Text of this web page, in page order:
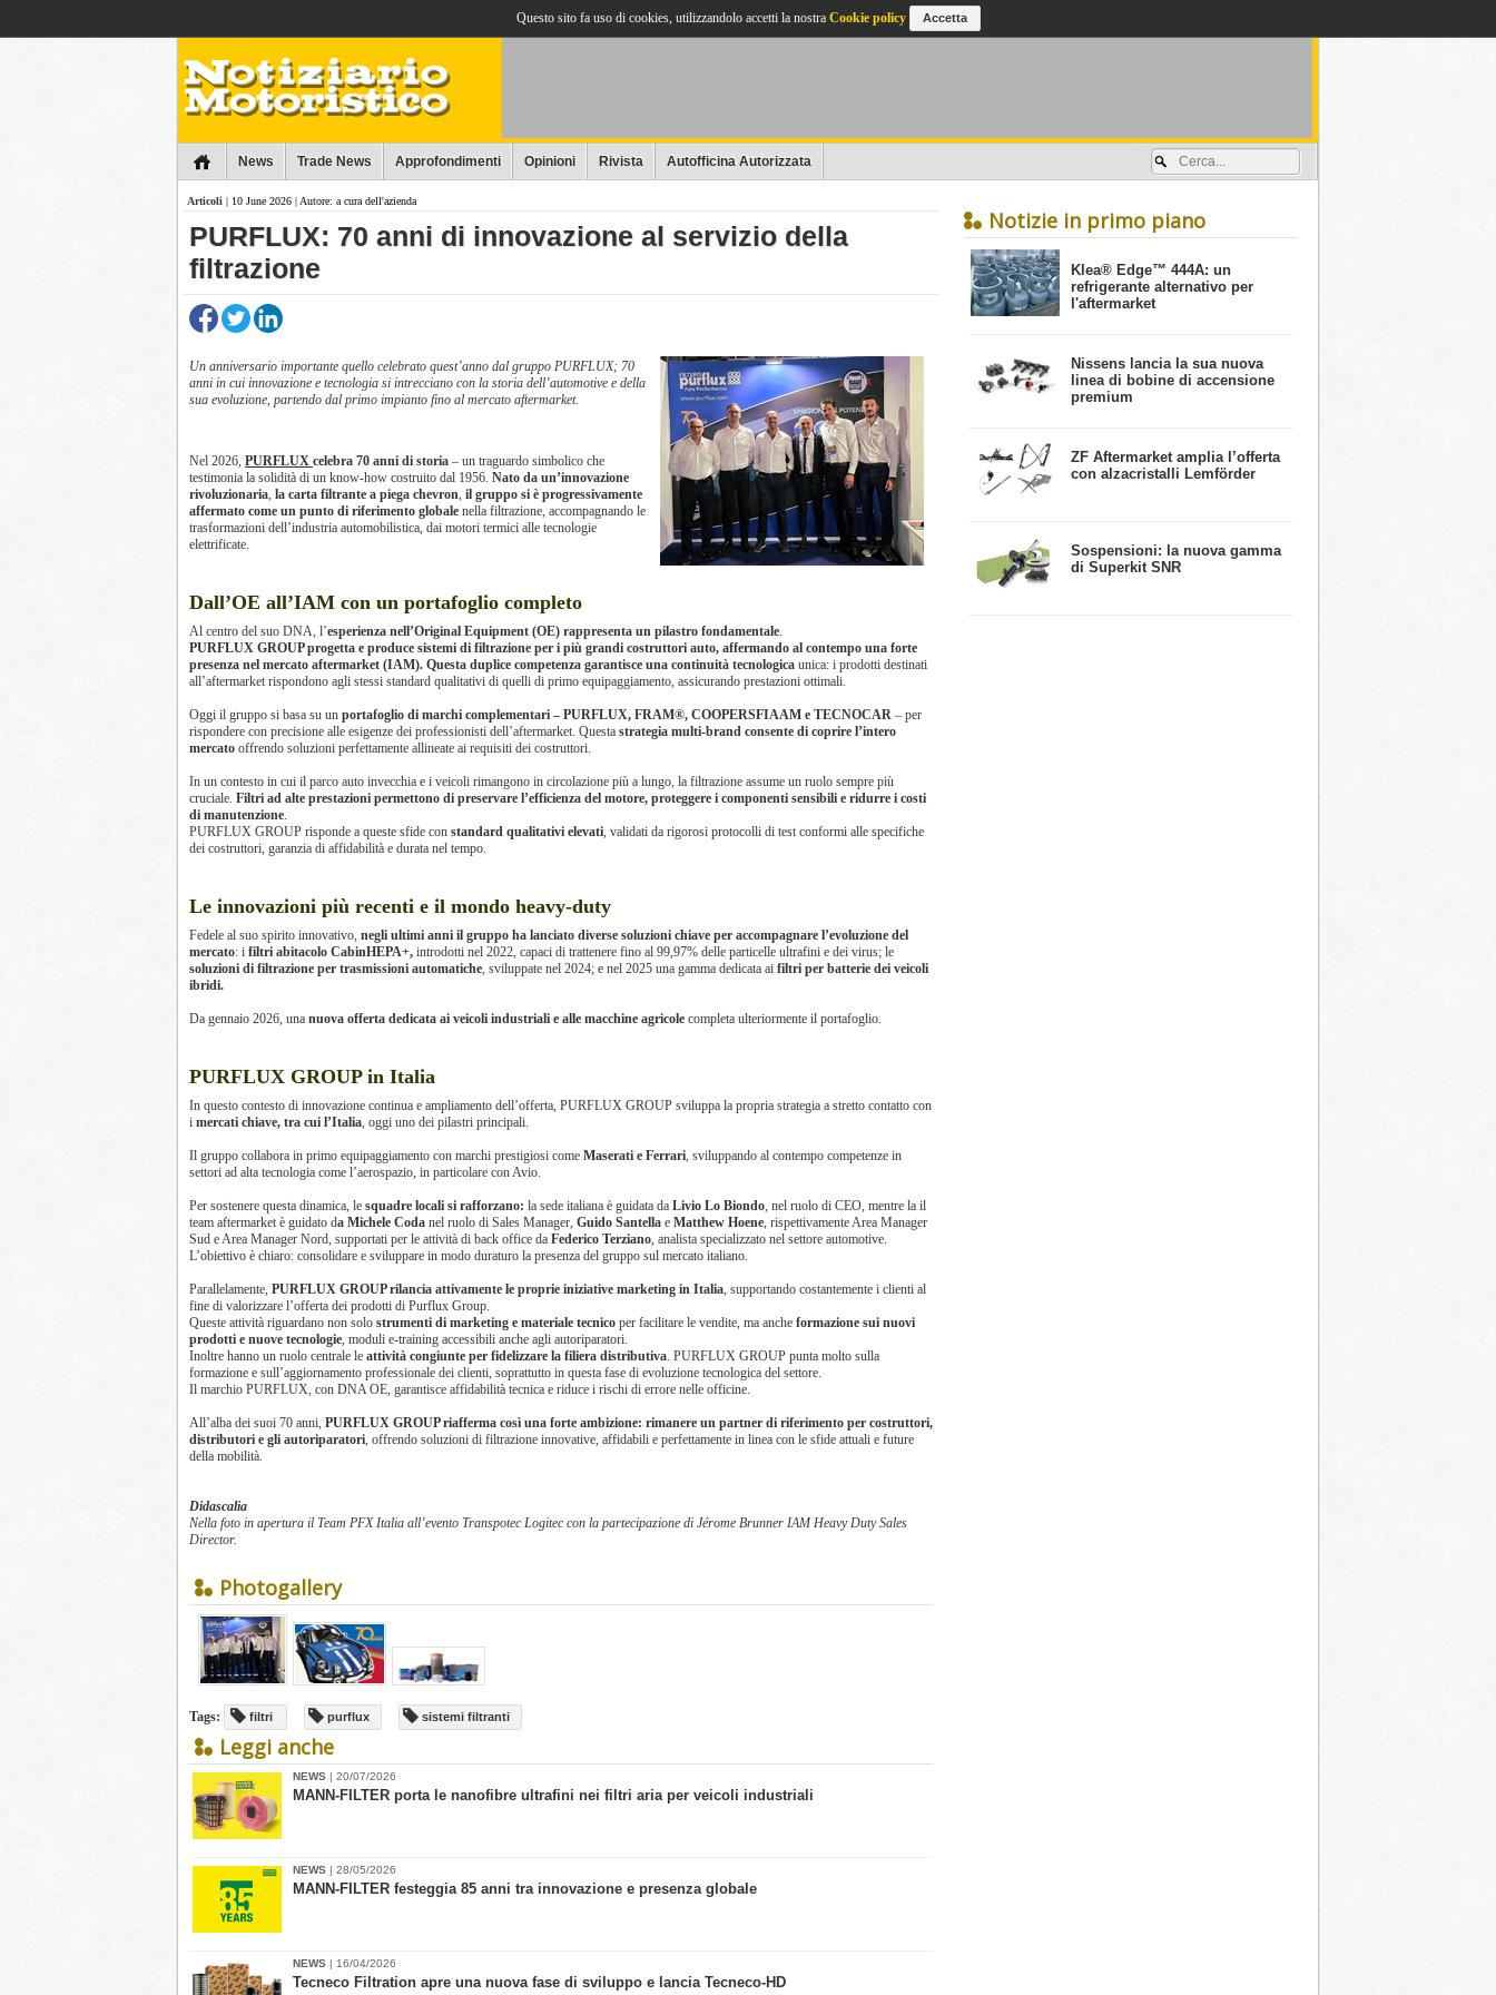
News Trade News Approfondimenti Opinioni Rivista Autofficina Autorizzata
Notizie in primo piano
​Klea® Edge™ 444A: un
refrigerante alternativo per
l'aftermarket
Nissens lancia la sua nuova
linea di bobine di accensione
premium
ZF Aftermarket amplia l’offerta
con alzacristalli Lemförder
​Sospensioni: la nuova gamma
di Superkit SNR
Articoli | 10 June 2026 | Autore: a cura dell'azienda
PURFLUX: 70 anni di innovazione al servizio della
filtrazione
Un anniversario importante quello celebrato quest’anno dal gruppo PURFLUX; 70
anni in cui innovazione e tecnologia si intrecciano con la storia dell’automotive e della
sua evoluzione, partendo dal primo impianto fino al mercato aftermarket.
Nel 2026, PURFLUX celebra 70 anni di storia – un traguardo simbolico che
testimonia la solidità di un know-how costruito dal 1956. Nato da un’innovazione
rivoluzionaria, la carta filtrante a piega chevron, il gruppo si è progressivamente
affermato come un punto di riferimento globale nella filtrazione, accompagnando le
trasformazioni dell’industria automobilistica, dai motori termici alle tecnologie
elettrificate.
Dall’OE all’IAM con un portafoglio completo
Al centro del suo DNA, l’esperienza nell’Original Equipment (OE) rappresenta un pilastro fondamentale.
PURFLUX GROUP progetta e produce sistemi di filtrazione per i più grandi costruttori auto, affermando al contempo una forte
presenza nel mercato aftermarket (IAM). Questa duplice competenza garantisce una continuità tecnologica unica: i prodotti destinati
all’aftermarket rispondono agli stessi standard qualitativi di quelli di primo equipaggiamento, assicurando prestazioni ottimali.
Oggi il gruppo si basa su un portafoglio di marchi complementari – PURFLUX, FRAM®, COOPERSFIAAM e TECNOCAR – per
rispondere con precisione alle esigenze dei professionisti dell’aftermarket. Questa strategia multi-brand consente di coprire l’intero
mercato offrendo soluzioni perfettamente allineate ai requisiti dei costruttori.
In un contesto in cui il parco auto invecchia e i veicoli rimangono in circolazione più a lungo, la filtrazione assume un ruolo sempre più
cruciale. Filtri ad alte prestazioni permettono di preservare l’efficienza del motore, proteggere i componenti sensibili e ridurre i costi
di manutenzione.
PURFLUX GROUP risponde a queste sfide con standard qualitativi elevati, validati da rigorosi protocolli di test conformi alle specifiche
dei costruttori, garanzia di affidabilità e durata nel tempo.
Le innovazioni più recenti e il mondo heavy-duty
Fedele al suo spirito innovativo, negli ultimi anni il gruppo ha lanciato diverse soluzioni chiave per accompagnare l’evoluzione del
mercato: i filtri abitacolo CabinHEPA+, introdotti nel 2022, capaci di trattenere fino al 99,97% delle particelle ultrafini e dei virus; le
soluzioni di filtrazione per trasmissioni automatiche, sviluppate nel 2024; e nel 2025 una gamma dedicata ai filtri per batterie dei veicoli
ibridi.
Da gennaio 2026, una nuova offerta dedicata ai veicoli industriali e alle macchine agricole completa ulteriormente il portafoglio.
PURFLUX GROUP in Italia
In questo contesto di innovazione continua e ampliamento dell’offerta, PURFLUX GROUP sviluppa la propria strategia a stretto contatto con
i mercati chiave, tra cui l’Italia, oggi uno dei pilastri principali.
Il gruppo collabora in primo equipaggiamento con marchi prestigiosi come Maserati e Ferrari, sviluppando al contempo competenze in
settori ad alta tecnologia come l’aerospazio, in particolare con Avio.
Per sostenere questa dinamica, le squadre locali si rafforzano: la sede italiana è guidata da Livio Lo Biondo, nel ruolo di CEO, mentre la il
team aftermarket è guidato da Michele Coda nel ruolo di Sales Manager, Guido Santella e Matthew Hoene, rispettivamente Area Manager
Sud e Area Manager Nord, supportati per le attività di back office da Federico Terziano, analista specializzato nel settore automotive.
L’obiettivo è chiaro: consolidare e sviluppare in modo duraturo la presenza del gruppo sul mercato italiano.
Parallelamente, PURFLUX GROUP rilancia attivamente le proprie iniziative marketing in Italia, supportando costantemente i clienti al
fine di valorizzare l’offerta dei prodotti di Purflux Group.
Queste attività riguardano non solo strumenti di marketing e materiale tecnico per facilitare le vendite, ma anche formazione sui nuovi
prodotti e nuove tecnologie, moduli e-training accessibili anche agli autoriparatori.
Inoltre hanno un ruolo centrale le attività congiunte per fidelizzare la filiera distributiva. PURFLUX GROUP punta molto sulla
formazione e sull’aggiornamento professionale dei clienti, soprattutto in questa fase di evoluzione tecnologica del settore.
Il marchio PURFLUX, con DNA OE, garantisce affidabilità tecnica e riduce i rischi di errore nelle officine.
All’alba dei suoi 70 anni, PURFLUX GROUP riafferma così una forte ambizione: rimanere un partner di riferimento per costruttori,
distributori e gli autoriparatori, offrendo soluzioni di filtrazione innovative, affidabili e perfettamente in linea con le sfide attuali e future
della mobilità.
Didascalia
Nella foto in apertura il Team PFX Italia all’evento Transpotec Logitec con la partecipazione di Jérome Brunner IAM Heavy Duty Sales
Director.
Photogallery
Tags: filtri purflux sistemi filtranti
Leggi anche
NEWS | 20/07/2026
MANN-FILTER porta le nanofibre ultrafini nei filtri aria per veicoli industriali
NEWS | 28/05/2026
​MANN-FILTER festeggia 85 anni tra innovazione e presenza globale
NEWS | 16/04/2026
Tecneco Filtration apre una nuova fase di sviluppo e lancia Tecneco-HD
Questo sito fa uso di cookies, utilizzandolo accetti la nostra Cookie policy Accetta